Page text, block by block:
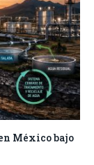
México bajo